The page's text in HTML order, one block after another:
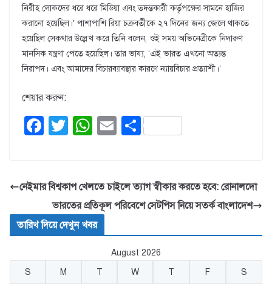
নিরীহ লোকদের ধরে ধরে মিডিয়া এবং তদন্তকারী কর্তৃপক্ষের সামনে হাজির
করানো হয়েছিল।’ পাশাপাশি রিয়া চক্রবর্তীকে ২৭ দিনের জন্য জেলে থাকতে
হয়েছিল সেকথার উল্লেখ করে তিনি বলেন, ওই সময় অভিনেত্রীকে নিদারুণ
মানসিক যন্ত্রণা পেতে হয়েছিল। তার ভাষ্য, ‘এই ভারত এখনো অত্যন্ত
নিরাপদ। এবং আমাদের বিচারব্যাবস্থার কারণে ন্যায়বিচার প্রত্যাশী।’
শেয়ার করুন:
F
e
b
o
o
k
T
er
W
s
A
p
p
E S
e
নেইমার বিশ্বকাপ খেলতে চাইলে ত্যাগ স্বীকার করতে হবে: রোনালদো
ভারতের প্রতিকূল পরিবেশে সেটপিস নিয়ে সতর্ক বাংলাদেশ
তারিখ দিয়ে দেখুন খবর
August 2026
S
M T W T F S